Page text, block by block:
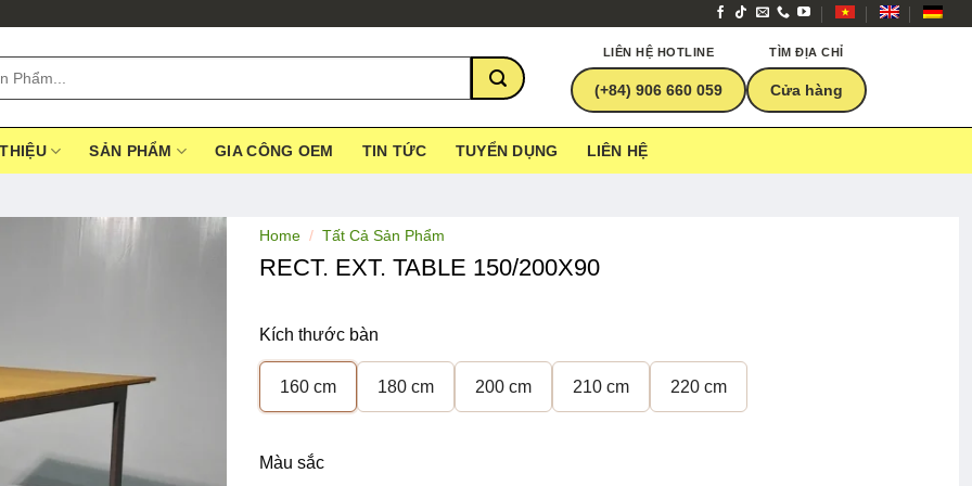
LIÊN HỆ HOTLINE
(+84) 906 660 059
TÌM ĐỊA CHỈ
Cửa hàng
SẢN PHẨM GIA CÔNG OEM TIN TỨC TUYỂN DỤNG LIÊN HỆ
Home / Tất Cả Sản Phẩm
RECT. EXT. TABLE 150/200X90
Kích thước bàn
160 cm 180 cm 200 cm 210 cm 220 cm
Màu sắc